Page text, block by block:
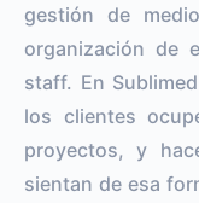
gestión de
organización de
staff. En
los clientes
proyectos, y
sientan de esa